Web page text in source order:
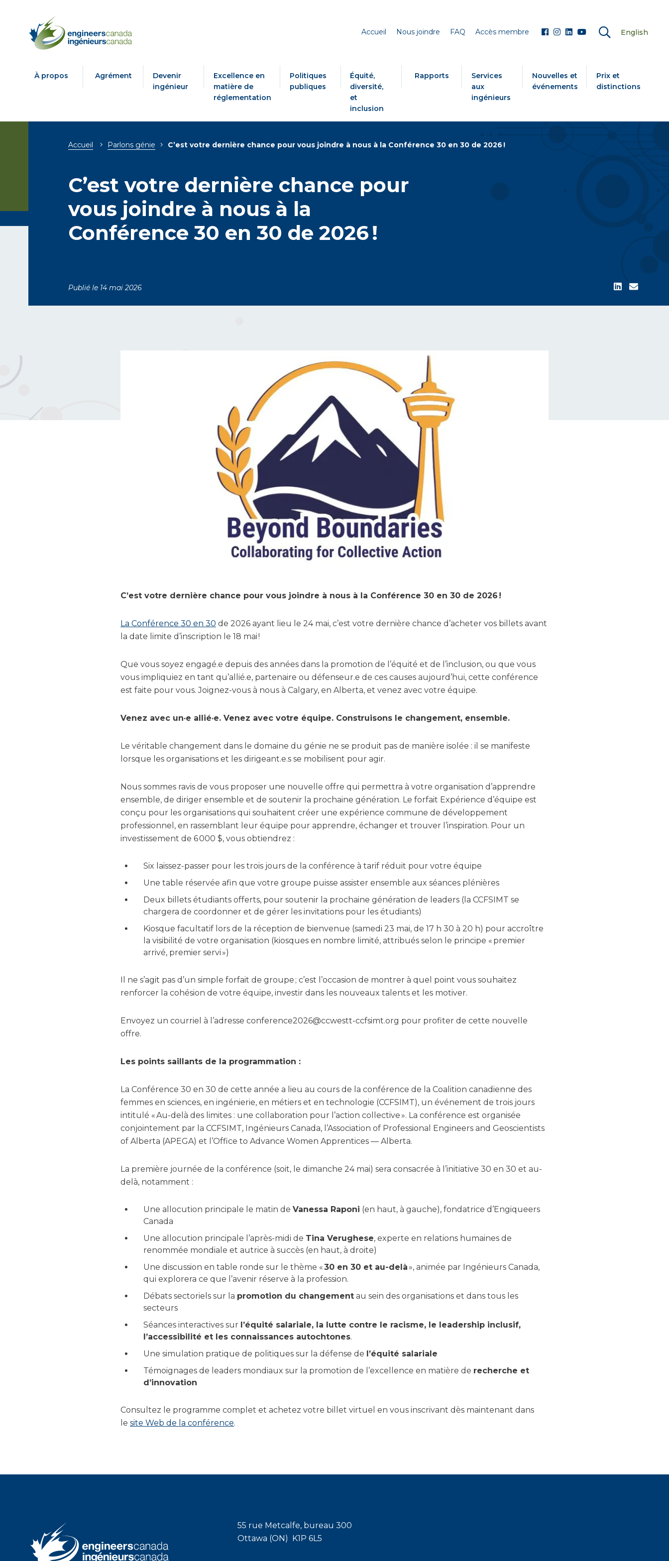
Accueil Nous joindre FAQ Accès membre English
À propos Agrément
Devenir
ingénieur
Excellence en
matière de
réglementation
Politiques
publiques
Équité,
diversité,
et
inclusion
Rapports
Services
aux
ingénieurs
Nouvelles et
événements
Prix et
distinctions
Breadcrumb
Accueil Parlons génie C’est votre dernière chance pour vous joindre à nous à la Conférence 30 en 30 de 2026 !
C’est votre dernière chance pour
vous joindre à nous à la
Conférence 30 en 30 de 2026 !
Publié le 14 mai 2026
C’est votre dernière chance pour vous joindre à nous à la Conférence 30 en 30 de 2026 !
La Conférence 30 en 30 de 2026 ayant lieu le 24 mai, c’est votre dernière chance d’acheter vos billets avant
la date limite d’inscription le 18 mai !
Que vous soyez engagé.e depuis des années dans la promotion de l’équité et de l’inclusion, ou que vous
vous impliquiez en tant qu’allié.e, partenaire ou défenseur.e de ces causes aujourd’hui, cette conférence
est faite pour vous. Joignez-vous à nous à Calgary, en Alberta, et venez avec votre équipe.
Venez avec un·e allié·e. Venez avec votre équipe. Construisons le changement, ensemble.
Le véritable changement dans le domaine du génie ne se produit pas de manière isolée : il se manifeste
lorsque les organisations et les dirigeant.e.s se mobilisent pour agir.
Nous sommes ravis de vous proposer une nouvelle offre qui permettra à votre organisation d’apprendre
ensemble, de diriger ensemble et de soutenir la prochaine génération. Le forfait Expérience d’équipe est
conçu pour les organisations qui souhaitent créer une expérience commune de développement
professionnel, en rassemblant leur équipe pour apprendre, échanger et trouver l’inspiration. Pour un
investissement de 6 000 $, vous obtiendrez :
Six laissez-passer pour les trois jours de la conférence à tarif réduit pour votre équipe
Une table réservée afin que votre groupe puisse assister ensemble aux séances plénières
Deux billets étudiants offerts, pour soutenir la prochaine génération de leaders (la CCFSIMT se
chargera de coordonner et de gérer les invitations pour les étudiants)
Kiosque facultatif lors de la réception de bienvenue (samedi 23 mai, de 17 h 30 à 20 h) pour accroître
la visibilité de votre organisation (kiosques en nombre limité, attribués selon le principe « premier
arrivé, premier servi »)
Il ne s’agit pas d’un simple forfait de groupe ; c’est l’occasion de montrer à quel point vous souhaitez
renforcer la cohésion de votre équipe, investir dans les nouveaux talents et les motiver.
Envoyez un courriel à l’adresse conference2026@ccwestt-ccfsimt.org pour profiter de cette nouvelle
offre.
Les points saillants de la programmation :
La Conférence 30 en 30 de cette année a lieu au cours de la conférence de la Coalition canadienne des
femmes en sciences, en ingénierie, en métiers et en technologie (CCFSIMT), un événement de trois jours
intitulé « Au-delà des limites : une collaboration pour l’action collective ». La conférence est organisée
conjointement par la CCFSIMT, Ingénieurs Canada, l’Association of Professional Engineers and Geoscientists
of Alberta (APEGA) et l’Office to Advance Women Apprentices — Alberta.
La première journée de la conférence (soit, le dimanche 24 mai) sera consacrée à l’initiative 30 en 30 et au-
delà, notamment :
Une allocution principale le matin de Vanessa Raponi (en haut, à gauche), fondatrice d’Engiqueers
Canada
Une allocution principale l’après-midi de Tina Verughese, experte en relations humaines de
renommée mondiale et autrice à succès (en haut, à droite)
Une discussion en table ronde sur le thème «30 en 30 et au-delà », animée par Ingénieurs Canada,
qui explorera ce que l’avenir réserve à la profession.
Débats sectoriels sur la promotion du changement au sein des organisations et dans tous les
secteurs
Séances interactives sur l’équité salariale, la lutte contre le racisme, le leadership inclusif,
l’accessibilité et les connaissances autochtones.
Une simulation pratique de politiques sur la défense de l’équité salariale
Témoignages de leaders mondiaux sur la promotion de l’excellence en matière de recherche et
d’innovation
Consultez le programme complet et achetez votre billet virtuel en vous inscrivant dès maintenant dans
le site Web de la conférence.
55 rue Metcalfe, bureau 300
Ottawa (ON) K1P 6L5